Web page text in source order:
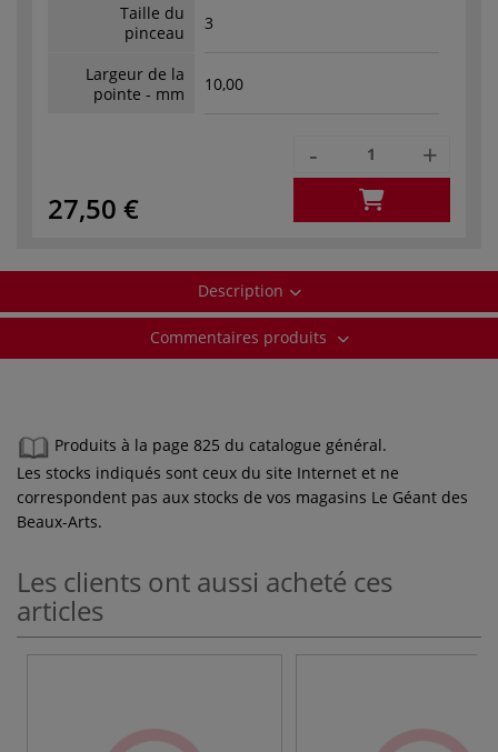
Taille du
pinceau
3
Largeur de la
pointe - mm
10,00
27,50 €
- +
Description
Commentaires produits
Produits à la page 825 du catalogue général.
Les stocks indiqués sont ceux du site Internet et ne
correspondent pas aux stocks de vos magasins Le Géant des
Beaux-Arts.
Les clients ont aussi acheté ces
articles